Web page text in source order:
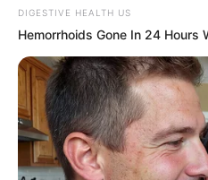
Telenovelas
Viral
Editorial Televisa
Caras